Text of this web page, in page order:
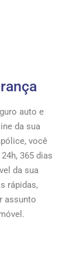
auto e
da sua
você
365 dias
da sua
rápidas,
assunto